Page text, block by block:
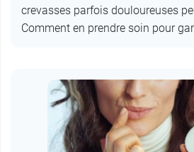
crevasses parfois douloureuses
Comment en prendre soin pour